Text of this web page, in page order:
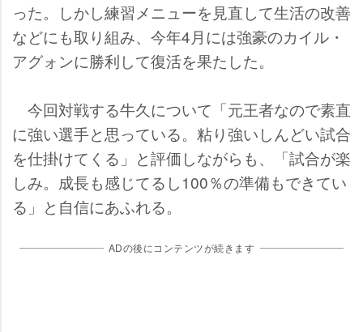
った。しかし練習メニューを見直して生活の改善
などにも取り組み、今年4月には強豪のカイル・
アグォンに勝利して復活を果たした。
今回対戦する牛久について「元王者なので素直
に強い選手と思っている。粘り強いしんどい試合
を仕掛けてくる」と評価しながらも、「試合が楽
しみ。成長も感じてるし100％の準備もできてい
る」と自信にあふれる。
ADの後にコンテンツが続きます